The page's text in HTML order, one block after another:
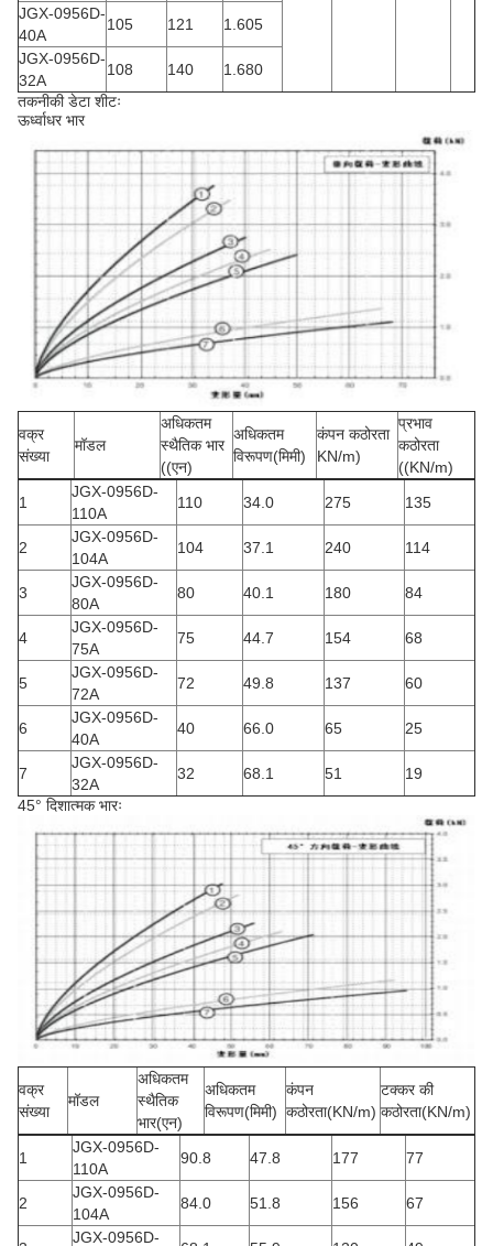
JGX-0956D-
40A
105 121
1.605
JGX-0956D-
32A
108 140
1.680
तकनीकी डेटा शीटः
ऊर्ध्वाधर भार
वक्र
संख्या
मॉडल
अधिकतम
स्थैतिक भार
((एन)
अधिकतम
विरूपण(मिमी)
कंपन कठोरता
KN/m)
प्रभाव
कठोरता
((KN/m)
1
JGX-0956D-
110A
110 34.0 275 135
2
JGX-0956D-
104A
104 37.1 240 114
3
JGX-0956D-
80A
80 40.1 180 84
4
JGX-0956D-
75A
75 44.7 154 68
5
JGX-0956D-
72A
72 49.8 137 60
6
JGX-0956D-
40A
40 66.0 65 25
7
JGX-0956D-
32A
32 68.1 51
19
45° दिशात्मक भारः
वक्र
संख्या
मॉडल
अधिकतम
स्थैतिक
भार(एन)
अधिकतम
विरूपण(मिमी)
कंपन
कठोरता(KN/m)
टक्कर की
कठोरता(KN/m)
1
JGX-0956D-
110A
90.8 47.8 177 77
2
JGX-0956D-
104A
84.0 51.8 156 67
JGX-0956D-